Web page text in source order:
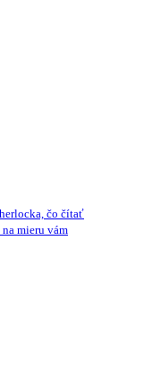
čo čítať
mieru vám